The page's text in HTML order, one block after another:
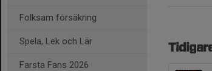
Folksam försäkring
Spela, Lek och Lär
Farsta Fans 2026